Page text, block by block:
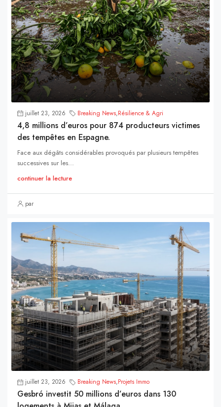
juillet 23, 2026 Breaking News,Résilience & Agri
4,8 millions d’euros pour 874 producteurs victimes
des tempêtes en Espagne.
Face aux dégâts considérables provoqués par plusieurs tempêtes
successives sur les...
continuer la lecture
par
juillet 23, 2026 Breaking News,Projets Immo
Gesbró investit 50 millions d’euros dans 130